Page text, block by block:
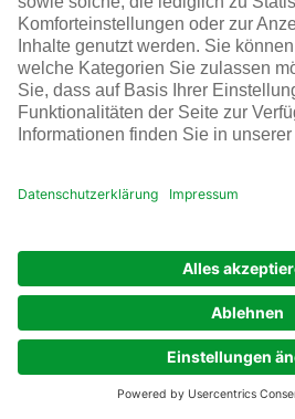
Laborbetrieb
Infraserv Höchst
© Infraserv Höchst